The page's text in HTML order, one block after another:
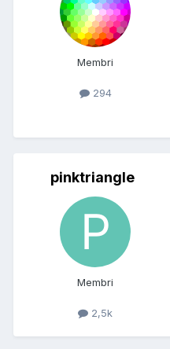
Membri
294
pinktriangle
Membri
2,5k